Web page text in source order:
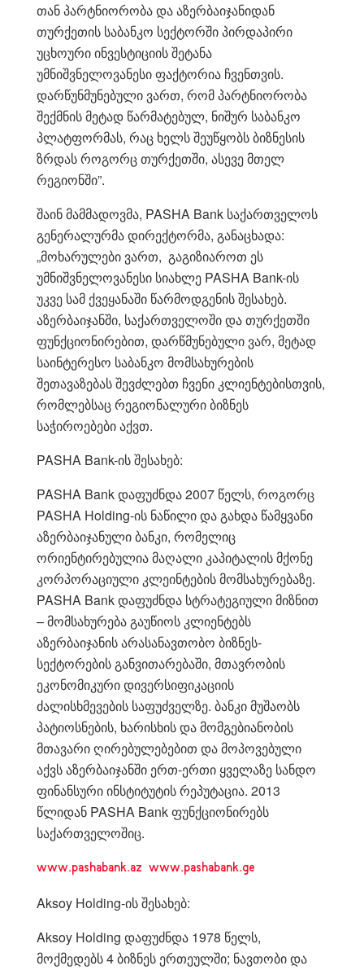
თან პარტნიორობა და აზერბაიჯანიდან
თურქეთის საბანკო სექტორში პირდაპირი
უცხოური ინვესტიციის შეტანა
უმნიშვნელოვანესი ფაქტორია ჩვენთვის.
დარწუნმუნებული ვართ, რომ პარტნიორობა
შექმნის მეტად წარმატებულ, ნიშურ საბანკო
პლატფორმას, რაც ხელს შეუწყობს ბიზნესის
ზრდას როგორც თურქეთში, ასევე მთელ
რეგიონში”.
შაინ მამმადოვმა, PASHA Bank საქართველოს
გენერალურმა დირექტორმა, განაცხადა:
„მოხარულები ვართ, გაგიზიაროთ ეს
უმნიშვნელოვანესი სიახლე PASHA Bank-ის
უკვე სამ ქვეყანაში წარმოდგენის შესახებ.
აზერბაიჯანში, საქართველოში და თურქეთში
ფუნქციონირებით, დარწმუნებული ვარ, მეტად
საინტერესო საბანკო მომსახურების
შეთავაზებას შევძლებთ ჩვენი კლიენტებისთვის,
რომლებსაც რეგიონალური ბიზნეს
საჭიროებები აქვთ.
PASHA Bank-ის შესახებ:
PASHA Bank დაფუძნდა 2007 წელს, როგორც
PASHA Holding-ის ნაწილი და გახდა წამყვანი
აზერბაიჯანული ბანკი, რომელიც
ორიენტირებულია მაღალი კაპიტალის მქონე
კორპორაციული კლეინტების მომსახურებაზე.
PASHA Bank დაფუძნდა სტრატეგიული მიზნით
– მომსახურება გაუწიოს კლიენტებს
აზერბაიჯანის არასანავთობო ბიზნეს-
სექტორების განვითარებაში, მთავრობის
ეკონომიკური დივერსიფიკაციის
ძალისხმევების საფუძველზე. ბანკი მუშაობს
პატიოსნების, ხარისხის და მომგებიანობის
მთავარი ღირებულებებით და მოპოვებული
აქვს აზერბაიჯანში ერთ-ერთი ყველაზე სანდო
ფინანსური ინსტიტუტის რეპუტაცია. 2013
წლიდან PASHA Bank ფუნქციონირებს
საქართველოშიც.
www.pashabank.az www.pashabank.ge
Aksoy Holding-ის შესახებ:
Aksoy Holding დაფუძნდა 1978 წელს,
მოქმედებს 4 ბიზნეს ერთეულში; ნავთობი და